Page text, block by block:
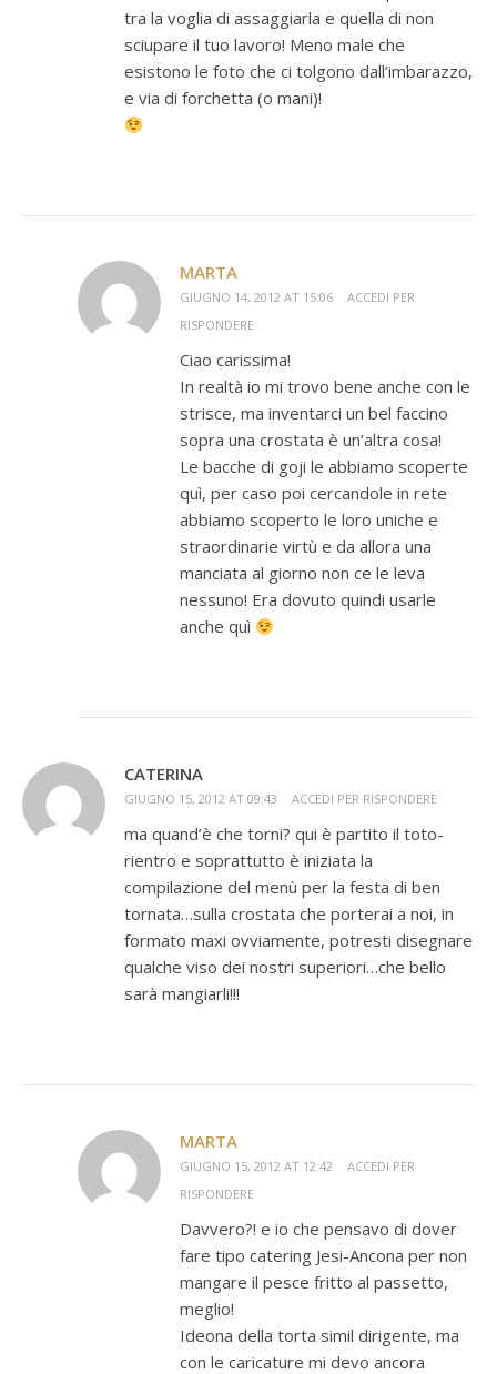
tra la voglia di assaggiarla e quella di non
sciupare il tuo lavoro! Meno male che
esistono le foto che ci tolgono dall’imbarazzo,
e via di forchetta (o mani)!
MARTA
GIUGNO 14, 2012 AT 15:06
ACCEDI PER
RISPONDERE
Ciao carissima!
In realtà io mi trovo bene anche con le
strisce, ma inventarci un bel faccino
sopra una crostata è un’altra cosa!
Le bacche di goji le abbiamo scoperte
quì, per caso poi cercandole in rete
abbiamo scoperto le loro uniche e
straordinarie virtù e da allora una
manciata al giorno non ce le leva
nessuno! Era dovuto quindi usarle
anche quì
CATERINA
GIUGNO 15, 2012 AT 09:43 ACCEDI PER RISPONDERE
ma quand’è che torni? qui è partito il toto-
rientro e soprattutto è iniziata la
compilazione del menù per la festa di ben
tornata…sulla crostata che porterai a noi, in
formato maxi ovviamente, potresti disegnare
qualche viso dei nostri superiori…che bello
sarà mangiarli!!!
MARTA
GIUGNO 15, 2012 AT 12:42
ACCEDI PER
RISPONDERE
Davvero?! e io che pensavo di dover
fare tipo catering Jesi-Ancona per non
mangare il pesce fritto al passetto,
meglio!
Ideona della torta simil dirigente, ma
con le caricature mi devo ancora